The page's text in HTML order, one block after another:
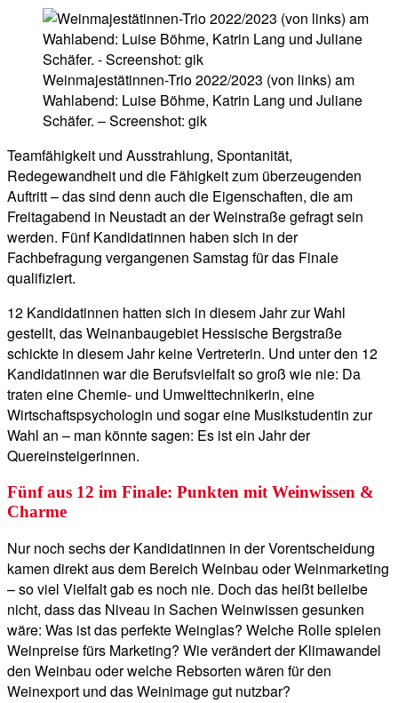
Weinmajestätinnen-Trio 2022/2023 (von links) am
Wahlabend: Luise Böhme, Katrin Lang und Juliane
Schäfer. – Screenshot: gik
Teamfähigkeit und Ausstrahlung, Spontanität,
Redegewandheit und die Fähigkeit zum überzeugenden
Auftritt – das sind denn auch die Eigenschaften, die am
Freitagabend in Neustadt an der Weinstraße gefragt sein
werden. Fünf Kandidatinnen haben sich in der
Fachbefragung vergangenen Samstag für das Finale
qualifiziert.
12 Kandidatinnen hatten sich in diesem Jahr zur Wahl
gestellt, das Weinanbaugebiet Hessische Bergstraße
schickte in diesem Jahr keine Vertreterin. Und unter den 12
Kandidatinnen war die Berufsvielfalt so groß wie nie: Da
traten eine Chemie- und Umwelttechnikerin, eine
Wirtschaftspsychologin und sogar eine Musikstudentin zur
Wahl an – man könnte sagen: Es ist ein Jahr der
Quereinsteigerinnen.
Fünf aus 12 im Finale: Punkten mit Weinwissen &
Charme
Nur noch sechs der Kandidatinnen in der Vorentscheidung
kamen direkt aus dem Bereich Weinbau oder Weinmarketing
– so viel Vielfalt gab es noch nie. Doch das heißt beileibe
nicht, dass das Niveau in Sachen Weinwissen gesunken
wäre: Was ist das perfekte Weinglas? Welche Rolle spielen
Weinpreise fürs Marketing? Wie verändert der Klimawandel
den Weinbau oder welche Rebsorten wären für den
Weinexport und das Weinimage gut nutzbar?